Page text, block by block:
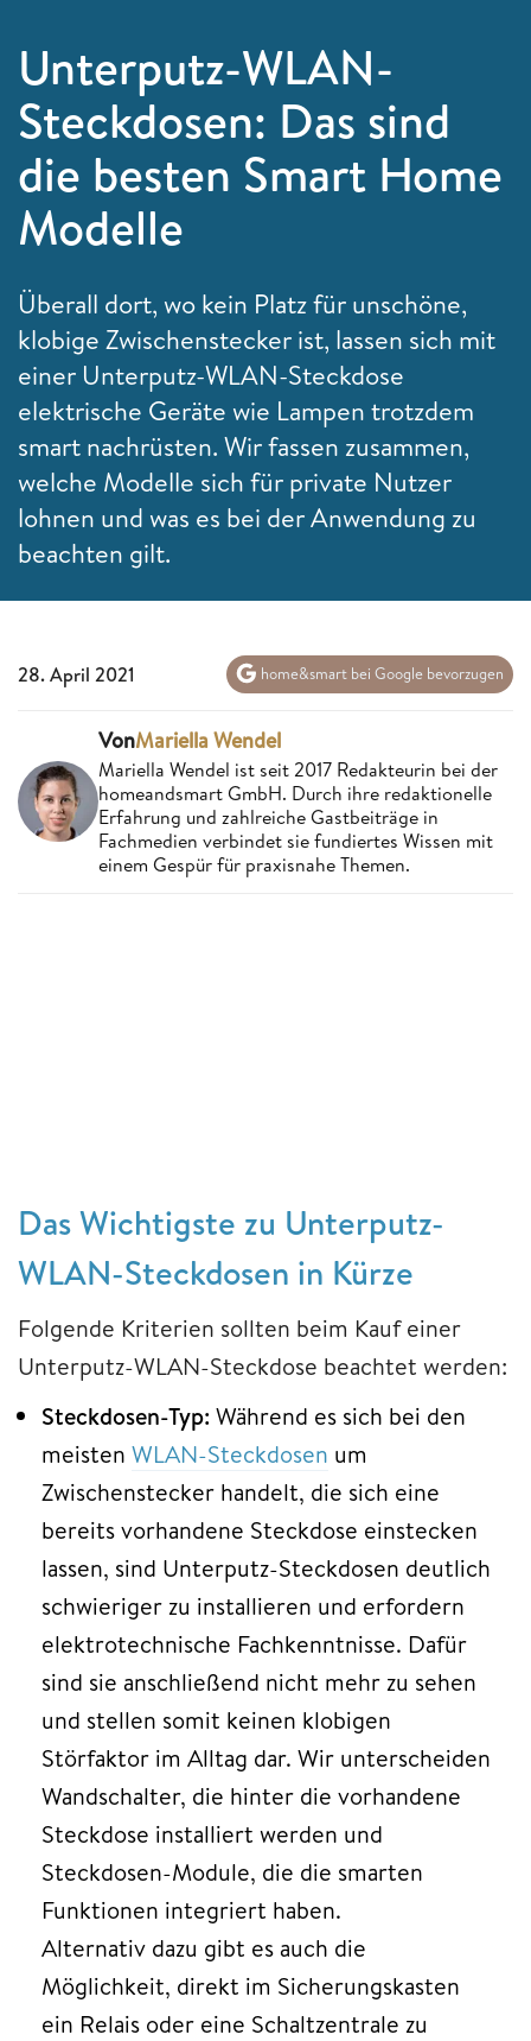
Unterputz-WLAN-
Steckdosen: Das sind
die besten Smart Home
Modelle
Überall dort, wo kein Platz für unschöne,
klobige Zwischenstecker ist, lassen sich mit
einer Unterputz-WLAN-Steckdose
elektrische Geräte wie Lampen trotzdem
smart nachrüsten. Wir fassen zusammen,
welche Modelle sich für private Nutzer
lohnen und was es bei der Anwendung zu
beachten gilt.
28. April 2021 home&smart bei Google bevorzugen
VonMariella Wendel
Mariella Wendel ist seit 2017 Redakteurin bei der
homeandsmart GmbH. Durch ihre redaktionelle
Erfahrung und zahlreiche Gastbeiträge in
Fachmedien verbindet sie fundiertes Wissen mit
einem Gespür für praxisnahe Themen.
Das Wichtigste zu Unterputz-
WLAN-Steckdosen in Kürze
Folgende Kriterien sollten beim Kauf einer
Unterputz-WLAN-Steckdose beachtet werden:
Steckdosen-Typ: Während es sich bei den
meisten WLAN-Steckdosen um
Zwischenstecker handelt, die sich eine
bereits vorhandene Steckdose einstecken
lassen, sind Unterputz-Steckdosen deutlich
schwieriger zu installieren und erfordern
elektrotechnische Fachkenntnisse. Dafür
sind sie anschließend nicht mehr zu sehen
und stellen somit keinen klobigen
Störfaktor im Alltag dar. Wir unterscheiden
Wandschalter, die hinter die vorhandene
Steckdose installiert werden und
Steckdosen-Module, die die smarten
Funktionen integriert haben.
Alternativ dazu gibt es auch die
Möglichkeit, direkt im Sicherungskasten
ein Relais oder eine Schaltzentrale zu